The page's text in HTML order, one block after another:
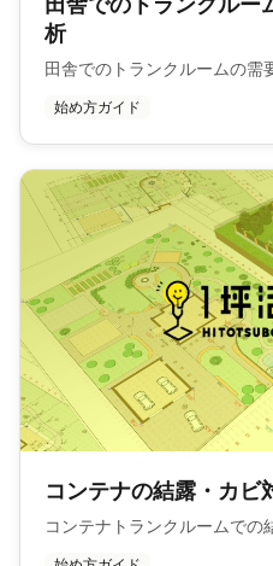
析
田舎でのトランクルームの需
始め方ガイド
コンテナの結露・カビ
コンテナトランクルームでの